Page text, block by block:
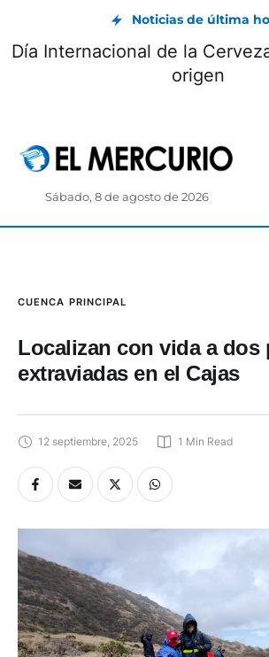
Noticias de última
Día Internacional de la
origen
Sábado, 8 de agosto de 2026
CUENCA PRINCIPAL
Localizan con vida a dos
extraviadas en el Cajas
12 septiembre, 2025 1 Min Read